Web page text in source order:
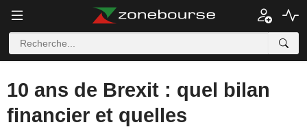
10 ans de Brexit : quel bilan
financier et quelles